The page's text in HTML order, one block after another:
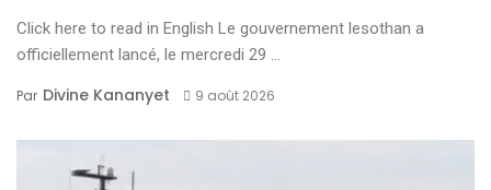
Click here to read in English Le gouvernement lesothan a
officiellement lancé, le mercredi 29 ...
Par Divine Kananyet 9 août 2026